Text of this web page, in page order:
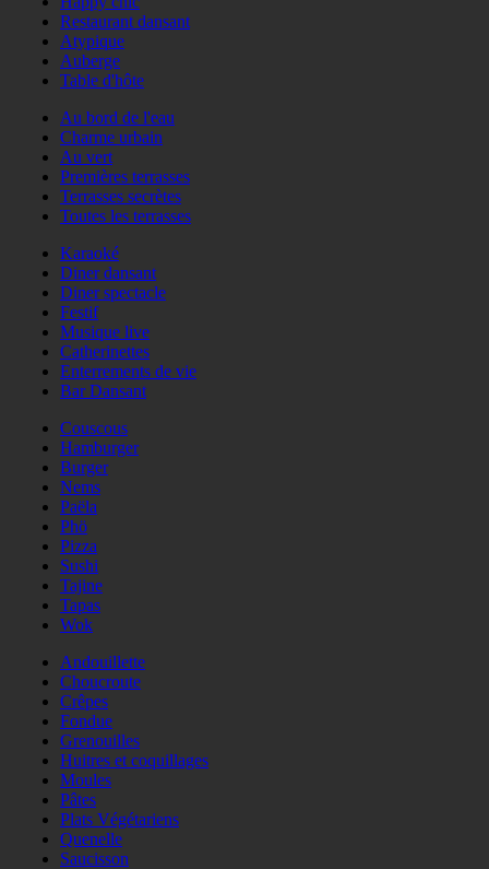
Restaurant dansant
Atypique
Auberge
Table d'hôte
Au bord de l'eau
Charme urbain
Au vert
Premières terrasses
Terrasses secrètes
Toutes les terrasses
Karaoké
Diner dansant
Diner spectacle
Festif
Musique live
Catherinettes
Enterrements de vie
Bar Dansant
Couscous
Hamburger
Burger
Nems
Paëla
Phö
Pizza
Sushi
Tajine
Tapas
Wok
Andouillette
Choucroute
Crêpes
Fondue
Grenouilles
Huitres et coquillages
Moules
Pâtes
Plats Végétariens
Quenelle
Saucisson